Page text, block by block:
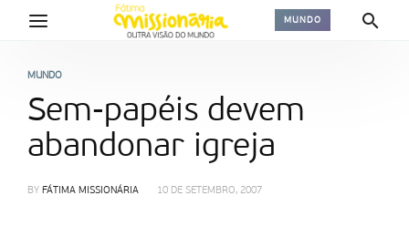
MUNDO
MUNDO
Sem-papéis devem
abandonar igreja
BY FÁTIMA MISSIONÁRIA 10 DE SETEMBRO, 2007